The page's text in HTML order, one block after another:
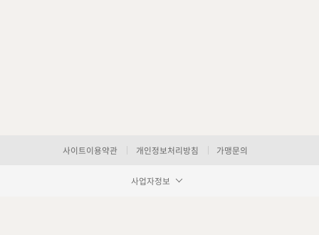
사이트이용약관 개인정보처리방침 가맹문의
사업자정보